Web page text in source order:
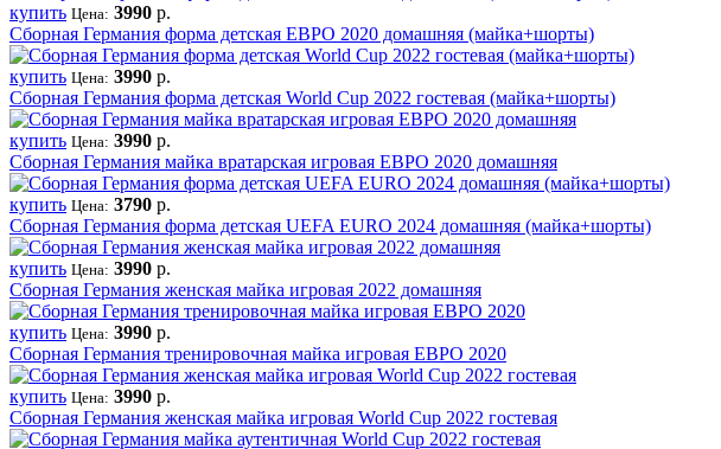
купить Цена: 3990 р.
Сборная Германия форма детская ЕВРО 2020 домашняя (майка+шорты)
купить Цена: 3990 р.
Сборная Германия форма детская World Cup 2022 гостевая (майка+шорты)
купить Цена: 3990 р.
Сборная Германия майка вратарская игровая ЕВРО 2020 домашняя
купить Цена: 3790 р.
Сборная Германия форма детская UEFA EURO 2024 домашняя (майка+шорты)
купить Цена: 3990 р.
Сборная Германия женская майка игровая 2022 домашняя
купить Цена: 3990 р.
Сборная Германия тренировочная майка игровая ЕВРО 2020
купить Цена: 3990 р.
Сборная Германия женская майка игровая World Cup 2022 гостевая